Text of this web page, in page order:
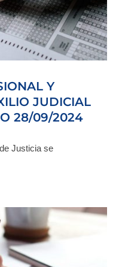
Y
JUDICIAL
28/09/2024
Justicia se